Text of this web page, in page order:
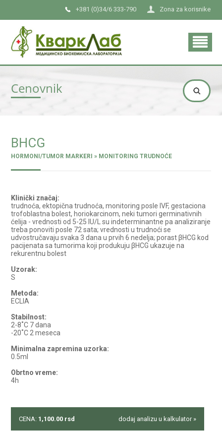
Zona za korisnike
+381 (0)34/6 333-790
Cenovnik
ΒHCG
HORMONI/TUMOR MARKERI » MONITORING TRUDNOĆE
Klinički značaj:
trudnoća, ektopična trudnoća, monitoring posle IVF, gestaciona
trofoblastna bolest, horiokarcinom, neki tumori germinativnih
ćelija - vrednosti od 5-25 IU/L su indeterminantne pa analiziranje
treba ponoviti posle 72 sata; vrednosti u trudnoći se
udvostručavaju svaka 3 dana u prvih 6 nedelja; porast βHCG kod
pacijenata sa tumorima koji produkuju βHCG ukazuje na
rekurentnu bolest
Uzorak:
S
Metoda:
ECLIA
Stabilnost:
2-8˚C 7 dana
-20˚C 2 meseca
Minimalna zapremina uzorka:
0.5ml
Obrtno vreme:
4h
CENA: 1,100.00 rsd dodaj analizu u kalkulator »